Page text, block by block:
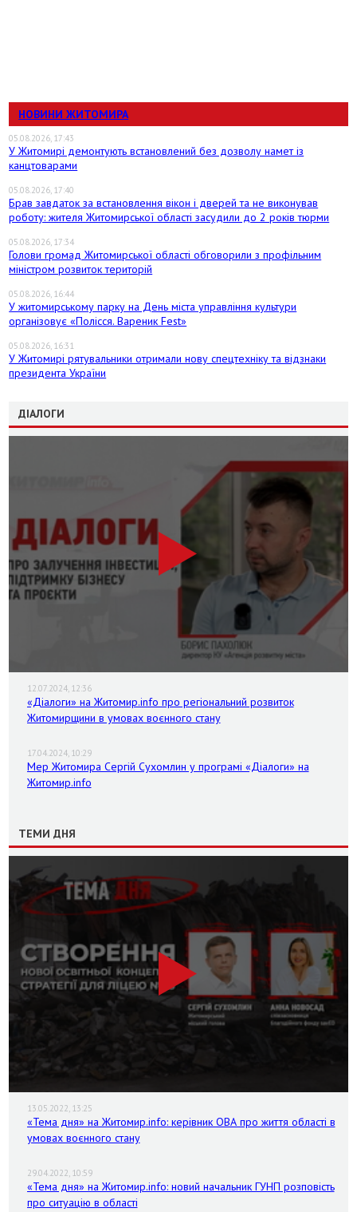
НОВИНИ ЖИТОМИРА
05.08.2026, 17:43
У Житомирі демонтують встановлений без дозволу намет із
канцтоварами
05.08.2026, 17:40
Брав завдаток за встановлення вікон і дверей та не виконував
роботу: жителя Житомирської області засудили до 2 років тюрми
05.08.2026, 17:34
Голови громад Житомирської області обговорили з профільним
міністром розвиток територій
05.08.2026, 16:44
У житомирському парку на День міста управління культури
організовує «Полісся. Вареник Fest»
05.08.2026, 16:31
У Житомирі рятувальники отримали нову спецтехніку та відзнаки
президента України
ДІАЛОГИ
12.07.2024, 12:36
«Діалоги» на Житомир.info про регіональний розвиток
Житомирщини в умовах воєнного стану
17.04.2024, 10:29
Мер Житомира Сергій Сухомлин у програмі «Діалоги» на
Житомир.info
ТЕМИ ДНЯ
13.05.2022, 13:25
«Тема дня» на Житомир.info: керівник ОВА про життя області в
умовах воєнного стану
29.04.2022, 10:59
«Тема дня» на Житомир.info: новий начальник ГУНП розповість
про ситуацію в області